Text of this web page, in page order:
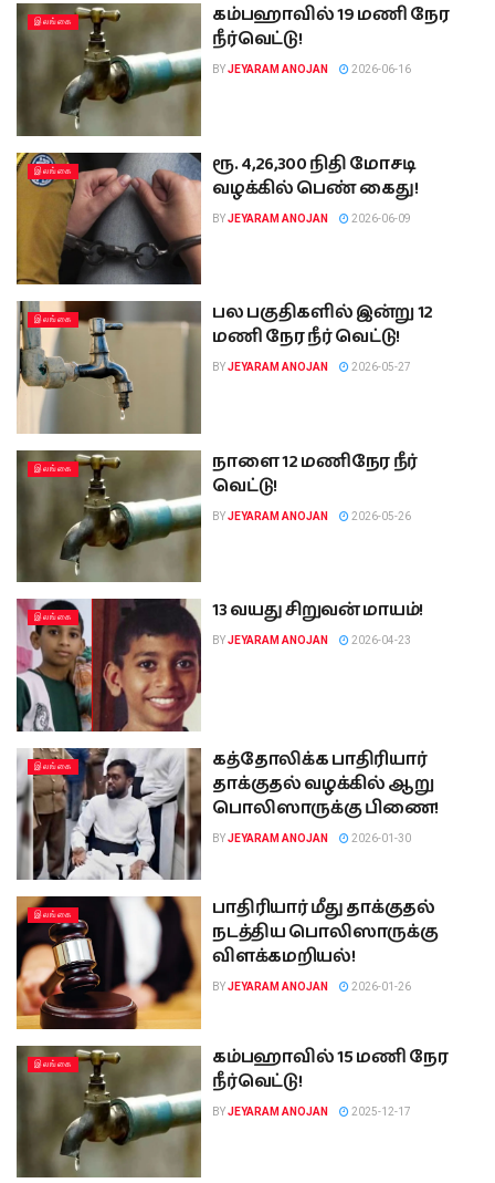
இலங்கை
கம்பஹாவில் 19 மணி நேர
நீர்வெட்டு!
BYJEYARAM ANOJAN 2026-06-16
இலங்கை
ரூ. 4,26,300 நிதி மோசடி
வழக்கில் பெண் கைது!
BYJEYARAM ANOJAN 2026-06-09
இலங்கை
பல பகுதிகளில் இன்று 12
மணி நேர நீர் வெட்டு!
BYJEYARAM ANOJAN 2026-05-27
இலங்கை
நாளை 12 மணிநேர நீர்
வெட்டு!
BYJEYARAM ANOJAN 2026-05-26
இலங்கை 13 வயது சிறுவன் மாயம்!
BYJEYARAM ANOJAN 2026-04-23
இலங்கை
கத்தோலிக்க பாதிரியார்
தாக்குதல் வழக்கில் ஆறு
பொலிஸாருக்கு பிணை!
BYJEYARAM ANOJAN 2026-01-30
இலங்கை
பாதிரியார் மீது தாக்குதல்
நடத்திய பொலிஸாருக்கு
விளக்கமறியல்!
BYJEYARAM ANOJAN 2026-01-26
இலங்கை
கம்பஹாவில் 15 மணி நேர
நீர்வெட்டு!
BYJEYARAM ANOJAN 2025-12-17